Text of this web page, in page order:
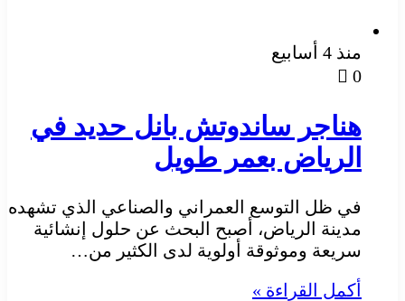
منذ 4 أسابيع
0
هناجر ساندوتش بانل حديد في
الرياض بعمر طويل
في ظل التوسع العمراني والصناعي الذي تشهده
مدينة الرياض، أصبح البحث عن حلول إنشائية
سريعة وموثوقة أولوية لدى الكثير من…
أكمل القراءة »